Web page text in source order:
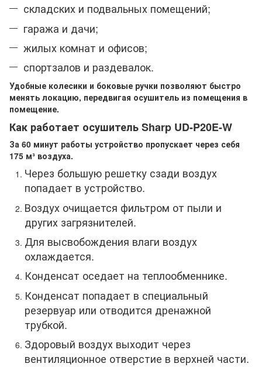
складских и подвальных помещений;
гаража и дачи;
жилых комнат и офисов;
спортзалов и раздевалок.
Удобные колесики и боковые ручки позволяют быстро
менять локацию, передвигая осушитель из помещения в
помещение.
Как работает осушитель Sharp UD-P20E-W
За 60 минут работы устройство пропускает через себя
175 м³ воздуха.
Через большую решетку сзади воздух
попадает в устройство.
Воздух очищается фильтром от пыли и
других загрязнителей.
Для высвобождения влаги воздух
охлаждается.
Конденсат оседает на теплообменнике.
Конденсат попадает в специальный
резервуар или отводится дренажной
трубкой.
Здоровый воздух выходит через
вентиляционное отверстие в верхней части.